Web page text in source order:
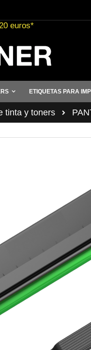
euros*
ETIQUETAS PARA
tinta y toners